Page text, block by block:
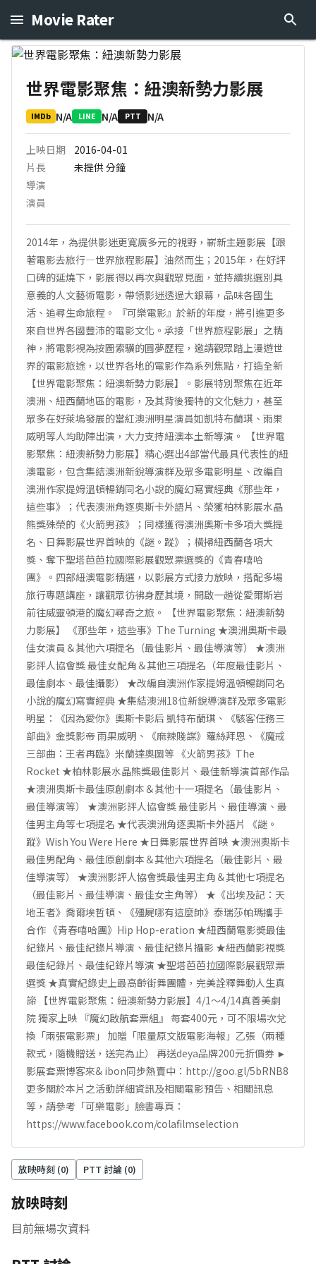
Movie Rater
世界電影聚焦：紐澳新勢力影展
IMDb N/A LINE N/A PTT N/A
上映日期
2016-04-01
片長
未提供分鐘
導演
演員
2014年，為提供影迷更寬廣多元的視野，嶄新主題影展【跟
著電影去旅行—世界旅程影展】油然而生；2015年，在好評
口碑的延燒下，影展得以再次與觀眾見面，並持續挑選別具
意義的人文藝術電影，帶領影迷透過大銀幕，品味各國生
活、追尋生命旅程。 『可樂電影』於新的年度，將引進更多
來自世界各國豐沛的電影文化。承接「世界旅程影展」之精
神，將電影視為按圖索驥的圓夢歷程，邀請觀眾踏上漫遊世
界的電影旅途，以世界各地的電影作為系列焦點，打造全新
【世界電影聚焦：紐澳新勢力影展】。影展特別聚焦在近年
澳洲、紐西蘭地區的電影，及其背後獨特的文化魅力，甚至
眾多在好萊塢發展的當紅澳洲明星演員如凱特布蘭琪、雨果
威明等人均助陣出演，大力支持紐澳本土新導演。 【世界電
影聚焦：紐澳新勢力影展】精心選出4部當代最具代表性的紐
澳電影，包含集結澳洲新銳導演群及眾多電影明星、改編自
澳洲作家提姆溫頓暢銷同名小說的魔幻寫實經典《那些年，
這些事》；代表澳洲角逐奧斯卡外語片、榮獲柏林影展水晶
熊獎殊榮的《火箭男孩》；同樣獲得澳洲奧斯卡多項大獎提
名、日舞影展世界首映的《謎。蹤》；橫掃紐西蘭各項大
獎、奪下聖塔芭芭拉國際影展觀眾票選獎的《青春嘻哈
團》。四部紐澳電影精選，以影展方式接力放映，搭配多場
旅行專題講座，讓觀眾彷彿身歷其境，開啟一趟從愛爾斯岩
前往威靈頓港的魔幻尋奇之旅。 【世界電影聚焦：紐澳新勢
力影展】 《那些年，這些事》The Turning ★澳洲奧斯卡最
佳女演員＆其他六項提名（最佳影片、最佳導演等） ★澳洲
影評人協會獎 最佳女配角＆其他三項提名（年度最佳影片、
最佳劇本、最佳攝影） ★改編自澳洲作家提姆溫頓暢銷同名
小說的魔幻寫實經典 ★集結澳洲18位新銳導演群及眾多電影
明星：《因為愛你》奧斯卡影后 凱特布蘭琪、《駭客任務三
部曲》金獎影帝 雨果威明、《麻辣賤諜》蘿絲拜恩、《魔戒
三部曲：王者再臨》米蘭達奧圖等 《火箭男孩》The
Rocket ★柏林影展水晶熊獎最佳影片、最佳新導演首部作品
★澳洲奧斯卡最佳原創劇本＆其他十一項提名（最佳影片、
最佳導演等） ★澳洲影評人協會獎 最佳影片、最佳導演、最
佳男主角等七項提名 ★代表澳洲角逐奧斯卡外語片 《謎。
蹤》Wish You Were Here ★日舞影展世界首映 ★澳洲奧斯卡
最佳男配角、最佳原創劇本＆其他六項提名（最佳影片、最
佳導演等） ★澳洲影評人協會獎最佳男主角＆其他七項提名
（最佳影片、最佳導演、最佳女主角等） ★《出埃及記：天
地王者》喬爾埃哲頓、《殭屍哪有這麼帥》泰瑞莎帕瑪攜手
合作 《青春嘻哈團》Hip Hop-eration ★紐西蘭電影奬最佳
紀錄片、最佳紀錄片導演、最佳紀錄片攝影 ★紐西蘭影視獎
最佳紀錄片、最佳紀錄片導演 ★聖塔芭芭拉國際影展觀眾票
選獎 ★真實紀錄史上最高齡街舞團體，完美詮釋舞動人生真
諦 【世界電影聚焦：紐澳新勢力影展】4/1～4/14真善美劇
院 獨家上映 『魔幻啟航套票組』 每套400元，可不限場次兌
換「兩張電影票」 加贈「限量原文版電影海報」乙張（兩種
款式，隨機贈送，送完為止） 再送deya品牌200元折價券 ►
影展套票博客來& ibon同步熱賣中：http://goo.gl/5bRNB8
更多關於本片之活動詳細資訊及相關電影預告、相關訊息
等，請參考「可樂電影」臉書專頁：
https://www.facebook.com/colafilmselection
放映時刻 (0) PTT 討論 (0)
放映時刻
目前無場次資料